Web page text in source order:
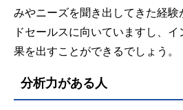
みやニーズを聞き出してきた経験
ドセールスに向いていますし、
果を出すことができるでしょう。
分析力がある人